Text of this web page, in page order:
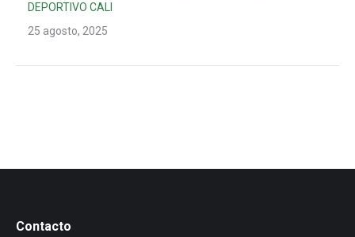
DEPORTIVO CALI
25 agosto, 2025
Contacto